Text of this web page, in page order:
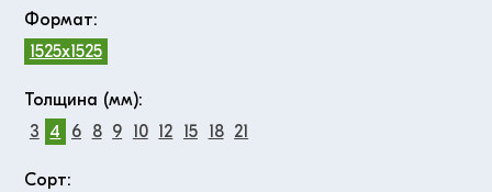
Формат:
1525x1525
Толщина (мм):
3
4 6 8 9 10 12 15 18 21
Сорт: